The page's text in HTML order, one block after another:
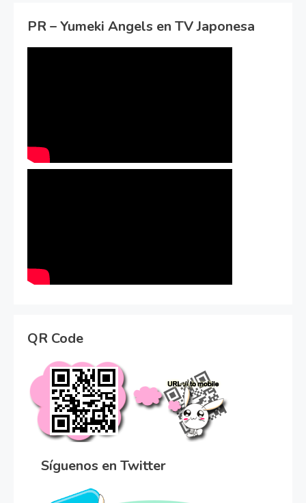
PR – Yumeki Angels en TV Japonesa
QR Code
Síguenos en Twitter